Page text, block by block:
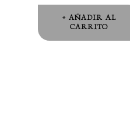
AÑADIR AL
CARRITO